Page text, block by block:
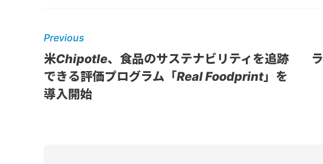
Previous
米Chipotle、食品のサステナビリティを追跡
できる評価プログラム「Real Foodprint」を
導入開始